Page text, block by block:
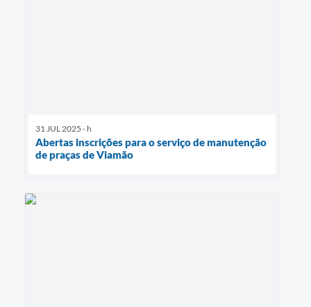
31 JUL 2025 - h
Abertas inscrições para o serviço de manutenção
de praças de Viamão